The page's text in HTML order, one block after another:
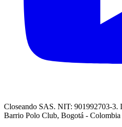
Closeando SAS. NIT: 901992703-3.
Barrio Polo Club, Bogotá - Colombia